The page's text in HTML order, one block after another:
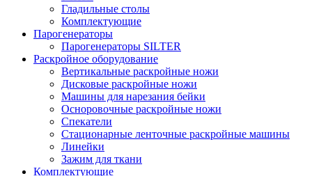
Гладильные столы
Комплектующие
Парогенераторы
Парогенераторы SILTER
Раскройное оборудование
Вертикальные раскройные ножи
Дисковые раскройные ножи
Машины для нарезания бейки
Осноровочные раскройные ножи
Спекатели
Стационарные ленточные раскройные машины
Линейки
Зажим для ткани
Комплектующие